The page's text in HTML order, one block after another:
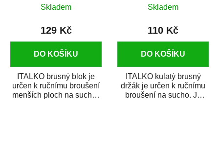
suchý zip
Skladem
129 Kč
DO KOŠÍKU
ITALKO brusný blok je
určen k ručnímu broušení
menších ploch na sucho i
mm suchý zip
Skladem
110 Kč
DO KOŠÍKU
ITALKO kulatý brusný
držák je určen k ručnímu
broušení na sucho. Je